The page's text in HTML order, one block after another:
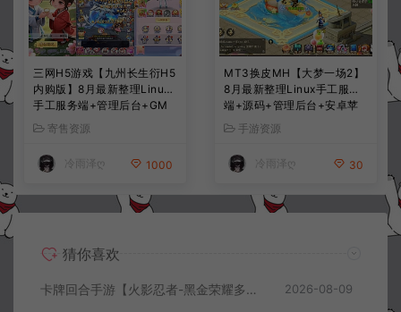
三网H5游戏【九州长生衍H5
内购版】8月最新整理Linux
手工服务端+管理后台+GM
授权后台+简易安卓客户端
+详细搭建教程+视频教程
寄售资源
冷雨泽ღ 1000
MT3换皮MH【大梦一场2】
8月最新整理Linux手工服务
端+源码+管理后台+安卓苹
果双端+详细搭建教程+视频
教程
手游资源
冷雨泽ღ 30
猜你喜欢
卡牌回合手游【火影忍者-黑金荣耀多区跨服平台币内购版】8月最新整理Linux手工服务端+CDK授权后台+安卓+详细搭建教程+视频教程 2026-08-09